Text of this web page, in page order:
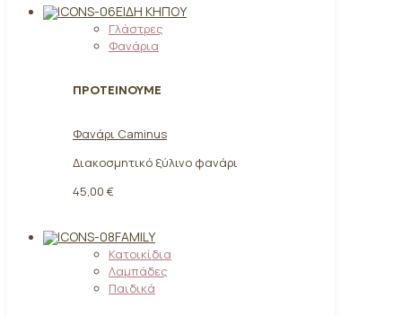
ΕΊΔΗ ΚΉΠΟΥ
Γλάστρες
Φανάρια
ΠΡΟΤΕΙΝΟΥΜΕ
Φανάρι Caminus
Διακοσμητικό ξύλινο φανάρι
45,00 €
FAMILY
Κατοικίδια
Λαμπάδες
Παιδικά